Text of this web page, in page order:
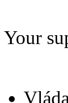
Your